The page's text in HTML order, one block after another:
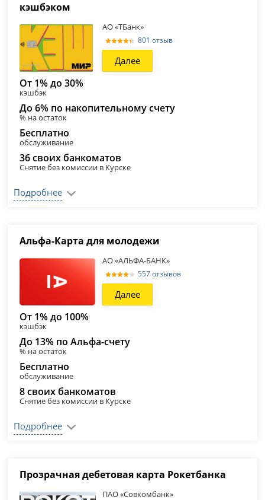
кэшбэком
АО «ТБанк»
801 отзыв
Далее
От 1% до 30%
кэшбэк
До 6% по накопительному счету
% на остаток
Бесплатно
обслуживание
36 своих банкоматов
Снятие без комиссии в Курске
Подробнее
Альфа-Карта для молодежи
АО «АЛЬФА-БАНК»
557 отзывов
Далее
От 1% до 100%
кэшбэк
До 13% по Альфа-счету
% на остаток
Бесплатно
обслуживание
8 своих банкоматов
Снятие без комиссии в Курске
Подробнее
Прозрачная дебетовая карта Рокетбанка
ПАО «Совкомбанк»